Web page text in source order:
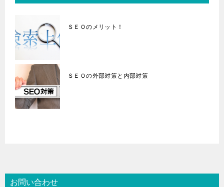
ＳＥＯのメリット！
ＳＥＯの外部対策と内部対策
お問い合わせ